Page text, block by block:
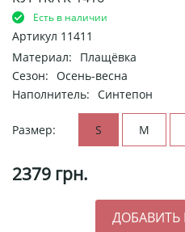
Есть в наличии
Артикул 11411
Материал:
Плащёвка
Сезон: Осень-весна
Наполнитель: Синтепон
Размер: S M
2379 грн.